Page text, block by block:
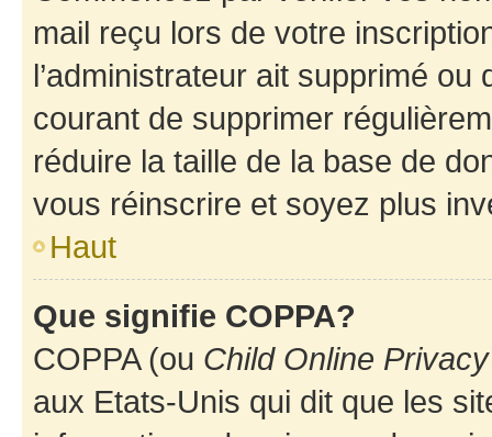
mail reçu lors de votre
l’administrateur ait supprimé
courant de supprimer
réduire la taille de la base de
vous réinscrire et soyez plus
Haut
Que signifie COPPA?
COPPA (ou Child Online
aux Etats-Unis qui dit que les